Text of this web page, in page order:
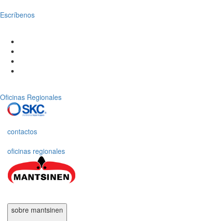
Escríbenos
Oficinas Regionales
contactos
oficinas regionales
sobre mantsinen